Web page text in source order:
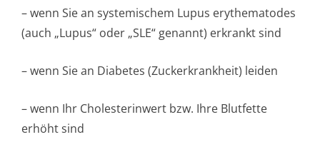
– wenn Sie an systemischem Lupus erythematodes
(auch „Lupus“ oder „SLE“ genannt) erkrankt sind
– wenn Sie an Diabetes (Zuckerkrankheit) leiden
– wenn Ihr Cholesterinwert bzw. Ihre Blutfette
erhöht sind